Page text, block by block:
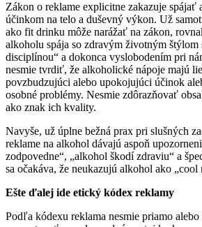
Zákon o reklame explicitne zakazuje
účinkom na telo a duševný výkon. Už
ako fit drinku môže narážať na zákon,
alkoholu spája so zdravým životným štýlom
disciplínou“ a dokonca vyslobodením pri
nesmie tvrdiť, že alkoholické nápoje majú
povzbudzujúci alebo upokojujúci účinok
osobné problémy. Nesmie zdôrazňovať
ako znak ich kvality.
Navyše, už úplne bežná prax pri slušných
reklame na alkohol dávajú aspoň
zodpovedne“, „alkohol škodí zdraviu“ a
sa očakáva, že neukazujú alkohol ako „cool
Ešte ďalej ide etický kódex reklamy
Podľa kódexu reklama nesmie priamo alebo